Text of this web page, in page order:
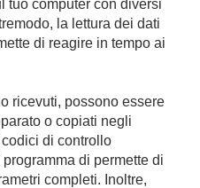
tuo computer con diversi
la lettura dei dati
di reagire in tempo ai
ricevuti, possono essere
o copiati negli
di controllo
di permette di
completi. Inoltre,